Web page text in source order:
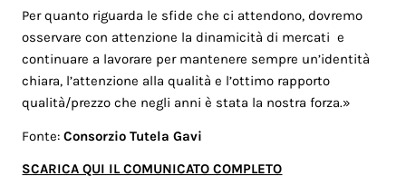
Per quanto riguarda le sfide che ci attendono, dovremo
osservare con attenzione la dinamicità di mercati e
continuare a lavorare per mantenere sempre un’identità
chiara, l’attenzione alla qualità e l’ottimo rapporto
qualità/prezzo che negli anni è stata la nostra forza.»
Fonte:Consorzio Tutela Gavi
SCARICA QUI IL COMUNICATO COMPLETO